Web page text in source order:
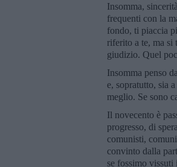
Insomma,
frequenti con la
fondo, ti piaccia
riferito a te, ma si
giudizio. Quel
Insomma penso
e, sopratutto, sia
meglio. Se sono
Il novecento è
progresso, di
comunisti,
convinto dalla
se fossimo